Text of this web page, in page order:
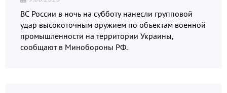
ВС России в ночь на субботу нанесли групповой
удар высокоточным оружием по объектам военной
промышленности на территории Украины,
сообщают в Минобороны РФ.